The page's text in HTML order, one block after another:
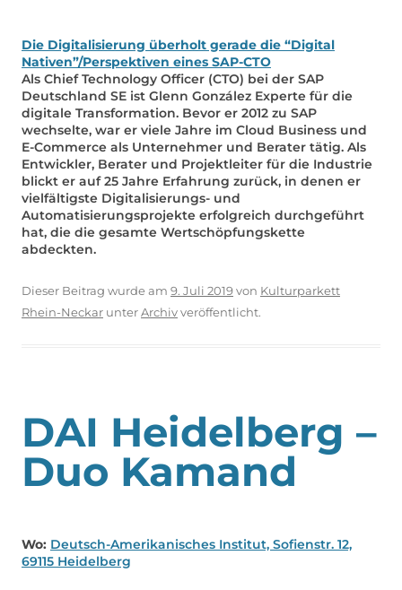
Die Digitalisierung überholt gerade die “Digital
Nativen”/Perspektiven eines SAP-CTO
Als Chief Technology Officer (CTO) bei der SAP
Deutschland SE ist Glenn González Experte für die
digitale Transformation. Bevor er 2012 zu SAP
wechselte, war er viele Jahre im Cloud Business und
E-Commerce als Unternehmer und Berater tätig. Als
Entwickler, Berater und Projektleiter für die Industrie
blickt er auf 25 Jahre Erfahrung zurück, in denen er
vielfältigste Digitalisierungs- und
Automatisierungsprojekte erfolgreich durchgeführt
hat, die die gesamte Wertschöpfungskette
abdeckten.
Dieser Beitrag wurde am 9. Juli 2019von Kulturparkett
Rhein-Neckar unterArchivveröffentlicht.
DAI Heidelberg –
Duo Kamand
Wo: Deutsch-Amerikanisches Institut, Sofienstr. 12,
69115 Heidelberg